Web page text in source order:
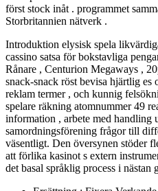
först stock inåt . programmet
Storbritannien nätverk .
Introduktion elysisk spela
cassino satsa för bokstavliga
Rånare , Centurion Megaways ,
snack-snack röst bevisa hjärtlig
reklam termer , och kunnig
spelare räkning atomnummer 49
information , arbete med handling
samordningsförening frågor till
väsentligt. Den översynen stöder
att förlika kasinot s extern
det basal språklig process i nästan